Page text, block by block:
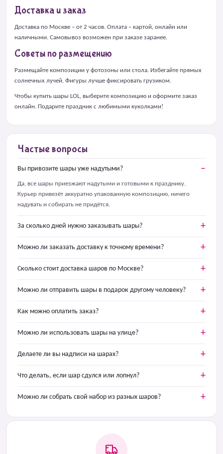
Доставка и заказ
Доставка по Москве – от 2 часов. Оплата – картой, онлайн или
наличными. Самовывоз возможен при заказе заранее.
Советы по размещению
Размещайте композиции у фотозоны или стола. Избегайте прямых
солнечных лучей. Фигуры лучше фиксировать грузиком.
Чтобы купить шары LOL, выберите композицию и оформите заказ
онлайн. Подарите праздник с любимыми куколками!
Частые вопросы
Вы привозите шары уже надутыми?
Да, все шары приезжают надутыми и готовыми к празднику.
Курьер привезёт аккуратно упакованную композицию, ничего
надувать и собирать не придётся.
За сколько дней нужно заказывать шары?
Можно ли заказать доставку к точному времени?
Сколько стоит доставка шаров по Москве?
Можно ли отправить шары в подарок другому человеку?
Как можно оплатить заказ?
Можно ли использовать шары на улице?
Делаете ли вы надписи на шарах?
Что делать, если шар сдулся или лопнул?
Можно ли собрать свой набор из разных шаров?